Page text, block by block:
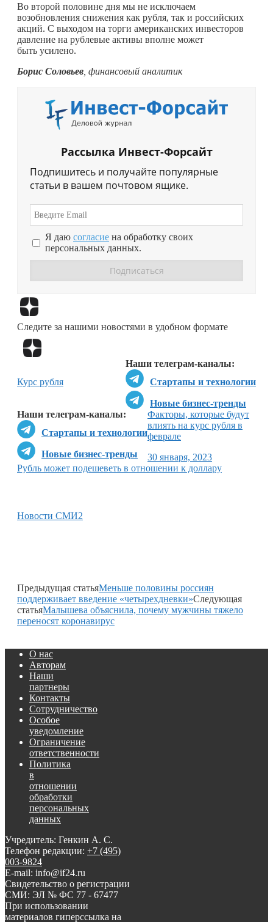
Во второй половине дня мы не исключаем
возобновления снижения как рубля, так и российских
акций. С выходом на торги американских инвесторов
давление на рублевые активы вполне может
быть усилено.
Борис Соловьев , финансовый аналитик
Рассылка Инвест-Форсайт
Подпишитесь и получайте популярные
статьи в вашем почтовом ящике.
Я даю согласие на обработку своих
персональных данных.
Следите за нашими новостями в удобном формате
Наши телеграм-каналы:
Стартапы и технологии
Новые бизнес-тренды
Наши телеграм-каналы:
Стартапы и технологии
Новые бизнес-тренды
Курс рубля
Факторы, которые будут
влиять на курс рубля в
феврале
30 января, 2023
Рубль может подешеветь в отношении к доллару
Новости СМИ2
Предыдущая статьяМеньше половины россиян
поддерживает введение «четырехдневки»Следующая
статьяМалышева объяснила, почему мужчины тяжело
переносят коронавирус
О нас
Авторам
Наши
партнеры
Контакты
Сотрудничество
Особое
уведомление
Ограничение
ответственности
Политика
в
отношении
обработки
персональных
данных
Учредитель: Генкин А. С.
Телефон редакции: +7 (495)
003-9824
E-mail: info@if24.ru
Свидетельство о регистрации
СМИ: ЭЛ № ФС 77 - 67477
При использовании
материалов гиперссылка на